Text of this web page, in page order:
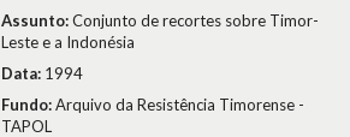
Assunto:Conjunto de recortes sobre Timor-
Leste e a Indonésia
Data: 1994
Fundo:Arquivo da Resistência Timorense -
TAPOL